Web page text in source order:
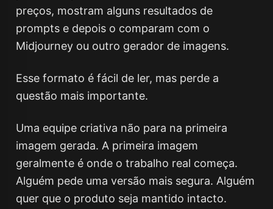
preços, mostram alguns resultados de
prompts e depois o comparam com o
Midjourney ou outro gerador de imagens.
Esse formato é fácil de ler, mas perde a
questão mais importante.
Uma equipe criativa não para na primeira
imagem gerada. A primeira imagem
geralmente é onde o trabalho real começa.
Alguém pede uma versão mais segura. Alguém
quer que o produto seja mantido intacto.